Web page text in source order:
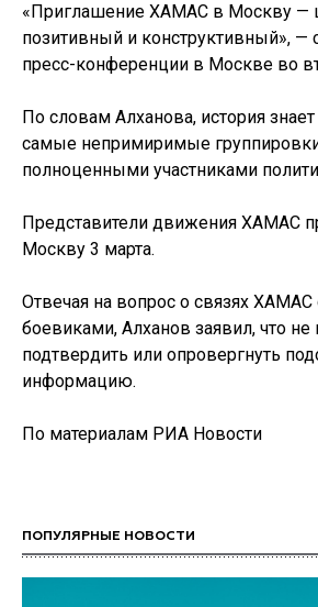
«Приглашение ХАМАС в Москву —
позитивный и конструктивный», —
пресс-конференции в Москве во
По словам Алханова, история
самые непримиримые
полноценными участниками
Представители движения ХАМАС
Москву 3 марта.
Отвечая на вопрос о связях ХАМАС
боевиками, Алханов заявил, что
подтвердить или опровергнуть
информацию.
По материалам РИА Новости
ПОПУЛЯРНЫЕ НОВОСТИ